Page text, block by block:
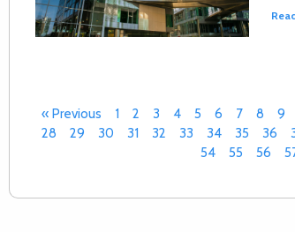
« Previous 1 2 3 4 5 6 7 8 9
28
29 30 31 32 33 34 35 36
54
55 56